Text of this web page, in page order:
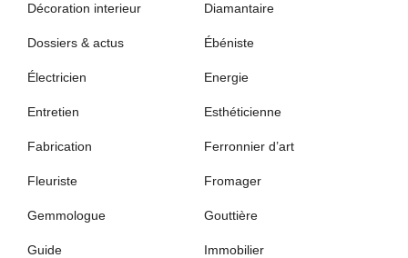
Décoration interieur Diamantaire
Dossiers & actus Ébéniste
Électricien Energie
Entretien Esthéticienne
Fabrication Ferronnier d’art
Fleuriste Fromager
Gemmologue Gouttière
Guide Immobilier